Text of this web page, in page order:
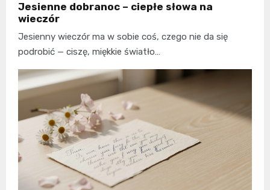
Jesienne dobranoc – ciepłe słowa na
wieczór
Jesienny wieczór ma w sobie coś, czego nie da się
podrobić — ciszę, miękkie światło…